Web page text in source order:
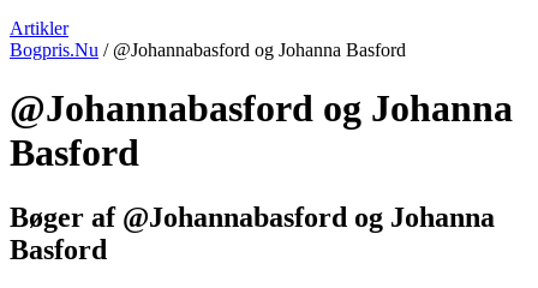
Artikler
Bogpris.Nu / @Johannabasford og Johanna Basford
@Johannabasford og Johanna
Basford
Bøger af @Johannabasford og Johanna
Basford